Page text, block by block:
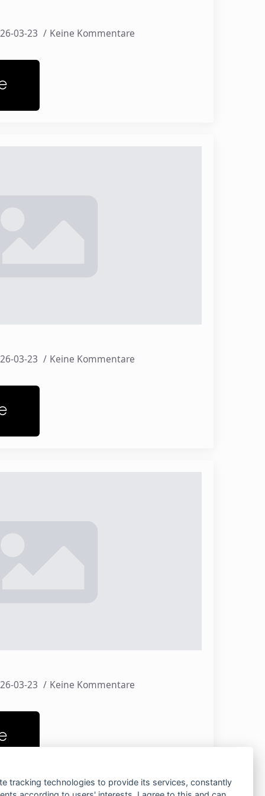
03-23 Keine Kommentare
03-23 Keine Kommentare
03-23 Keine Kommentare
tracking technologies to provide its services, constantly